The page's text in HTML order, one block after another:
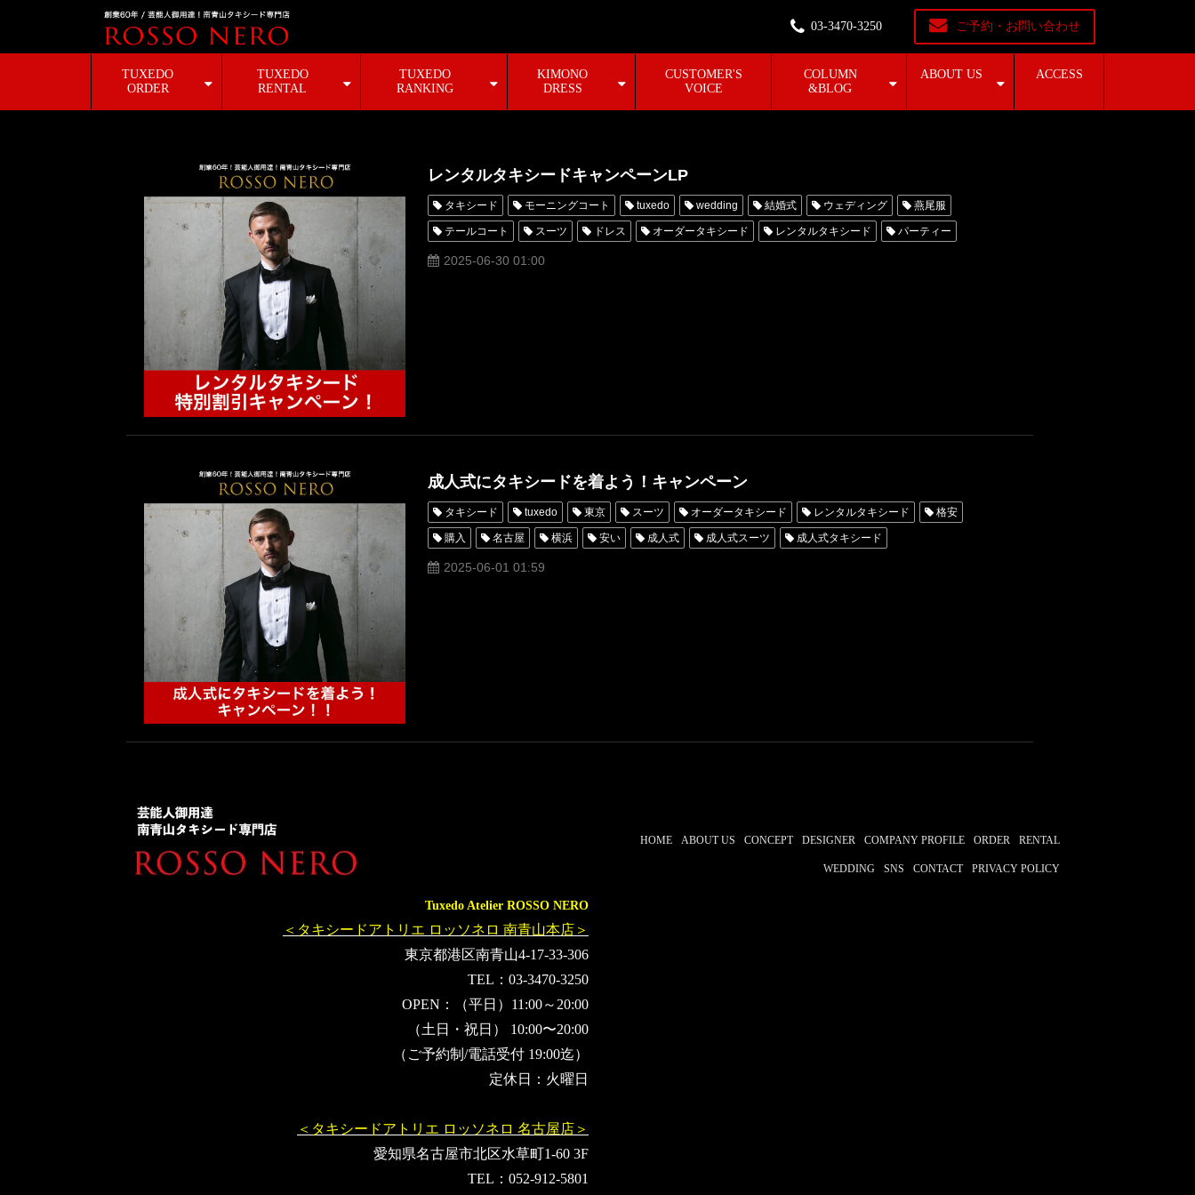
03-3470-3250 ご予約・お問い合わせ
TUXEDO
ORDER
TUXEDO
RENTAL
TUXEDO
RANKING
KIMONO
DRESS
CUSTOMER'S
VOICE
COLUMN
&BLOG
ABOUT US ACCESS
レンタルタキシードキャンペーンLP
タキシード モーニングコート tuxedo wedding 結婚式 ウェディング 燕尾服
テールコート スーツ ドレス オーダータキシード レンタルタキシード パーティー
高級 格安 口コミ
2025-06-30 01:00
成人式にタキシードを着よう！キャンペーン
タキシード tuxedo 東京 スーツ オーダータキシード レンタルタキシード 格安
購入 名古屋 横浜 安い 成人式 成人式スーツ 成人式タキシード
レディースタキシード
2025-06-01 01:59
Tuxedo Atelier ROSSO NERO
＜タキシードアトリエ ロッソネロ 南青山本店＞
東京都港区南青山4-17-33-306
TEL：03-3470-3250
OPEN：（平日）11:00～20:00
（土日・祝日） 10:00〜20:00
（ご予約制/電話受付 19:00迄）
定休日：火曜日
＜タキシードアトリエ ロッソネロ 名古屋店＞
愛知県名古屋市北区水草町1-60 3F
TEL：052-912-5801
HOME ABOUT US CONCEPT DESIGNER COMPANY PROFILE ORDER RENTAL
WEDDING SNS CONTACT PRIVACY POLICY